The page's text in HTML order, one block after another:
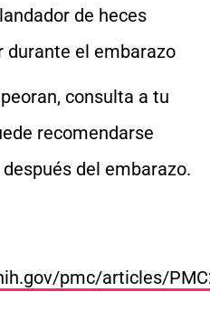
de heces
durante el embarazo
consulta a tu
recomendarse
del embarazo.
pmc/articles/